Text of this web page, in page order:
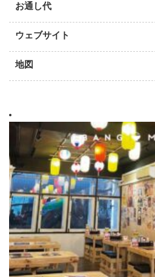
お通し代
ウェブサイト
地図